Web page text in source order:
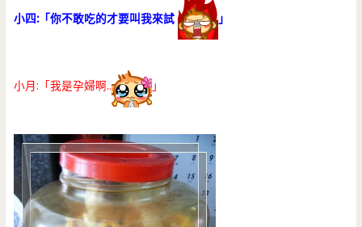
小四:「你不敢吃的才要叫我來試 」
小月:「我是孕婦啊.. 」